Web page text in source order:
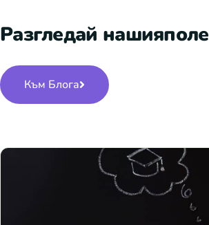
Разгледай нашия
Към Блога